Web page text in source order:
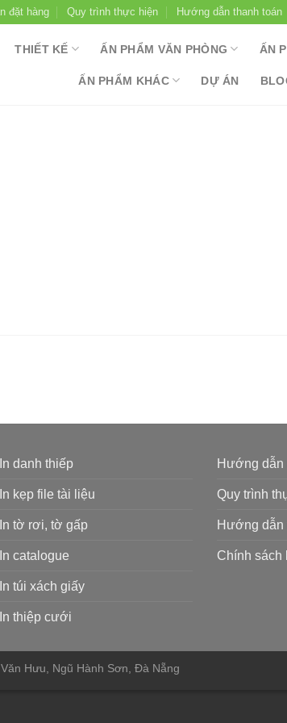
đặt hàng Quy trình thực hiện Hướng dẫn thanh toán
THIẾT KẾ ẤN PHẨM VĂN PHÒNG ẤN
ẤN PHẨM KHÁC DỰ ÁN
In danh thiếp
In kẹp file tài liệu
In tờ rơi, tờ gấp
In catalogue
In túi xách giấy
In thiệp cưới
Hướng dẫn
Quy trình
Hướng dẫn
Chính sách
Hưu, Ngũ Hành Sơn, Đà Nẵng